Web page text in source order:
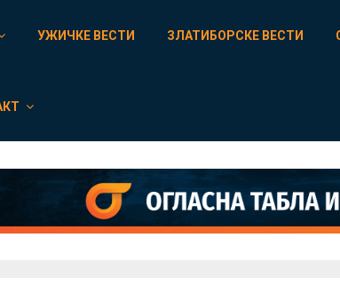
УЖИЧКЕ ВЕСТИ ЗЛАТИБОРСКЕ ВЕСТИ